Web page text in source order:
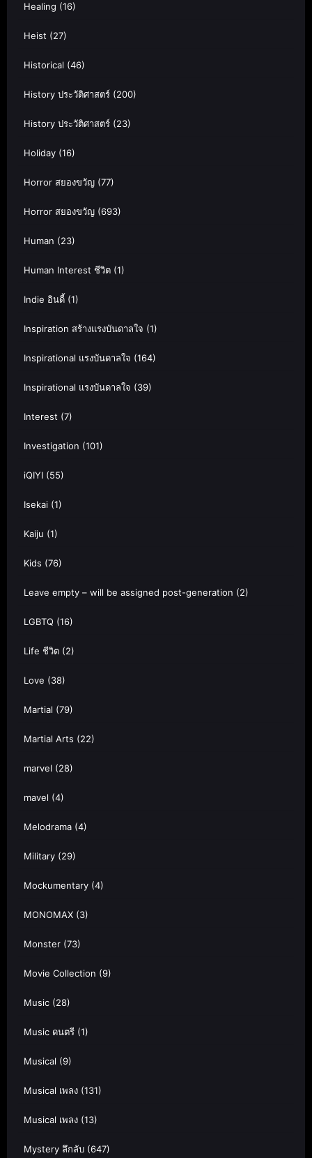
Healing (16)
Heist (27)
Historical (46)
History ประวัติศาสตร์ (200)
History ประวัติศาสตร์ (23)
Holiday (16)
Horror สยองขวัญ (77)
Horror สยองขวัญ (693)
Human (23)
Human Interest ชีวิต (1)
Indie อินดี้ (1)
Inspiration สร้างแรงบันดาลใจ (1)
Inspirational แรงบันดาลใจ (164)
Inspirational แรงบันดาลใจ (39)
Interest (7)
Investigation (101)
iQIYI (55)
Isekai (1)
Kaiju (1)
Kids (76)
Leave empty – will be assigned post-generation (2)
LGBTQ (16)
Life ชีวิต (2)
Love (38)
Martial (79)
Martial Arts (22)
marvel (28)
mavel (4)
Melodrama (4)
Military (29)
Mockumentary (4)
MONOMAX (3)
Monster (73)
Movie Collection (9)
Music (28)
Music ดนตรี (1)
Musical (9)
Musical เพลง (131)
Musical เพลง (13)
Mystery ลึกลับ (647)